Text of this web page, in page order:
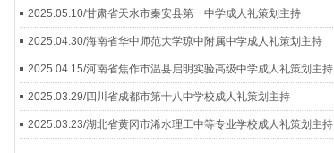
2025.05.10/甘肃省天水市秦安县第一中学成人礼策划主持
2025.04.30/海南省华中师范大学琼中附属中学成人礼策划主持
2025.04.15/河南省焦作市温县启明实验高级中学成人礼策划主持
2025.03.29/四川省成都市第十八中学校成人礼策划主持
2025.03.23/湖北省黄冈市浠水理工中等专业学校成人礼策划主持